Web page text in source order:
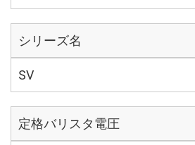
シリーズ名
SV
定格バリスタ電圧